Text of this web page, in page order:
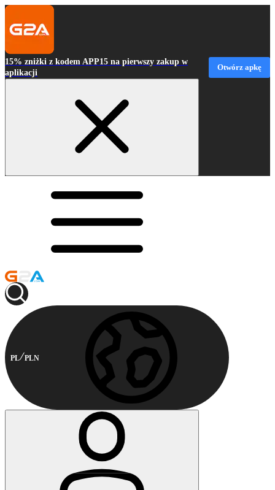
15% zniżki z kodem APP15 na pierwszy zakup w
aplikacji
Otwórz apkę
PL PLN